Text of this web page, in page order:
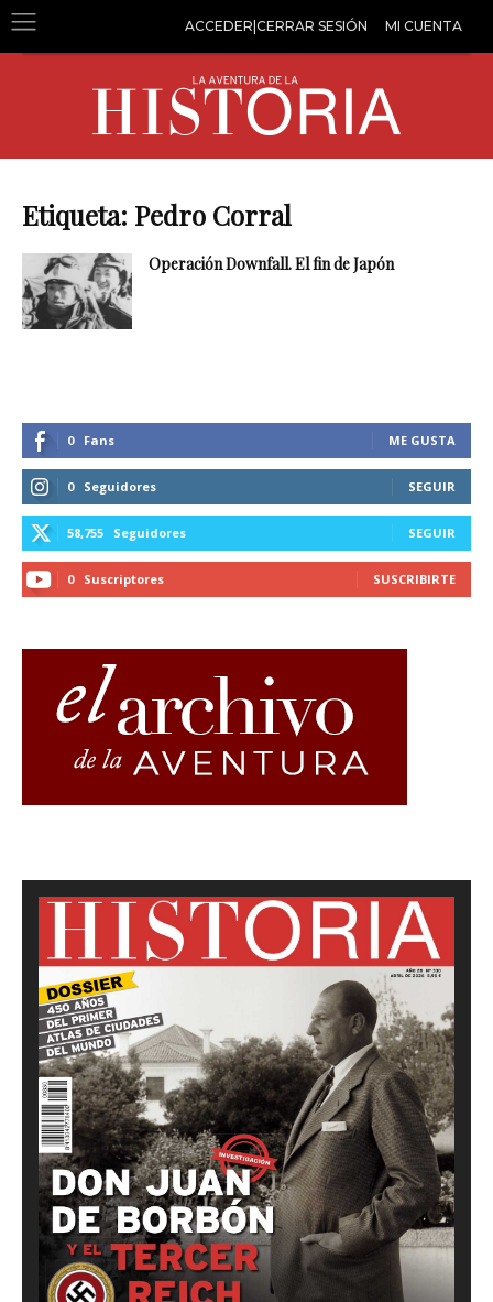
ACCEDER|CERRAR SESIÓN MI CUENTA
Etiqueta: Pedro Corral
Operación Downfall. El fin de Japón
0 Fans ME GUSTA
0 Seguidores SEGUIR
58,755 Seguidores SEGUIR
0 Suscriptores SUSCRIBIRTE